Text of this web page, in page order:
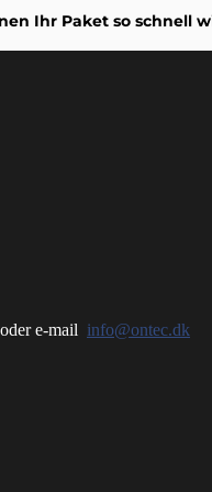
Ihr Paket so schnell
oder e-mail info@ontec.dk